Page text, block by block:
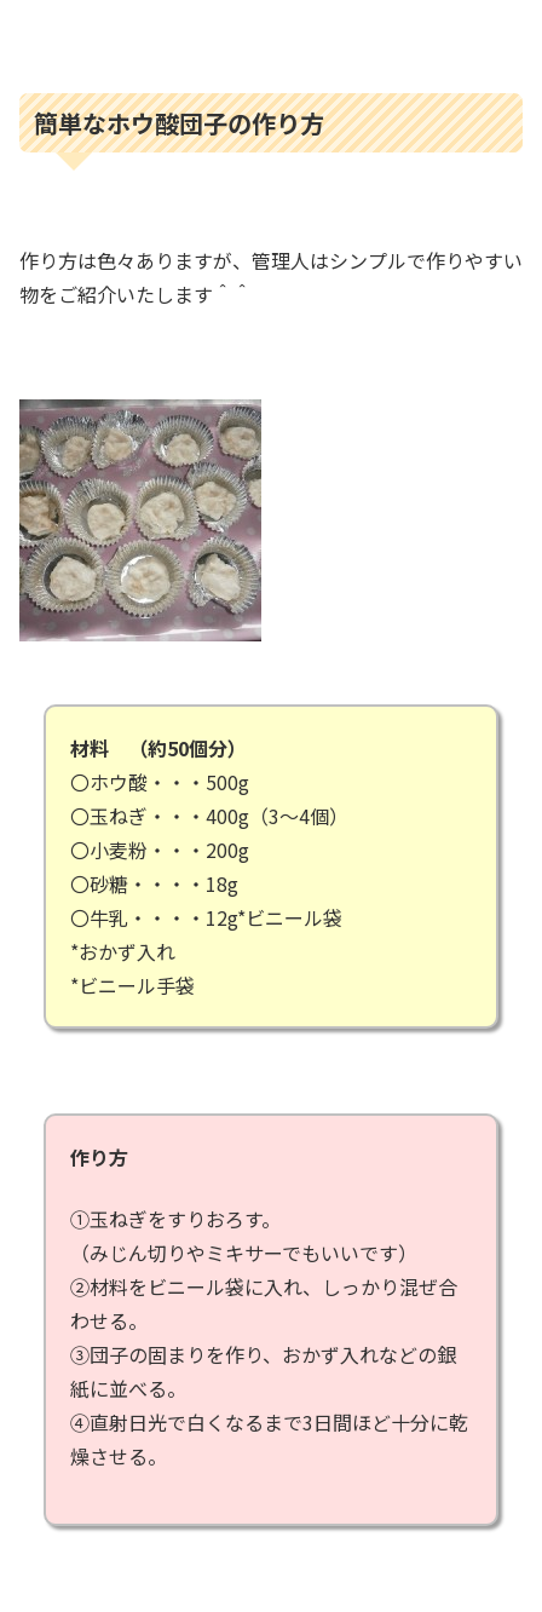
簡単なホウ酸団子の作り方
作り方は色々ありますが、管理人はシンプルで作りやすい
物をご紹介いたします＾＾
材料 （約50個分）
〇ホウ酸・・・500g
〇玉ねぎ・・・400g（3～4個）
〇小麦粉・・・200g
〇砂糖・・・・18g
〇牛乳・・・・12g*ビニール袋
*おかず入れ
*ビニール手袋
作り方
①玉ねぎをすりおろす。
（みじん切りやミキサーでもいいです）
②材料をビニール袋に入れ、しっかり混ぜ合
わせる。
③団子の固まりを作り、おかず入れなどの銀
紙に並べる。
④直射日光で白くなるまで3日間ほど十分に乾
燥させる。